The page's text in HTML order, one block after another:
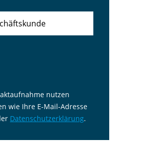
nutzen
wie Ihre E-Mail-Adresse
Datenschutzerklärung.